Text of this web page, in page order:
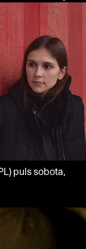
pulssobota,